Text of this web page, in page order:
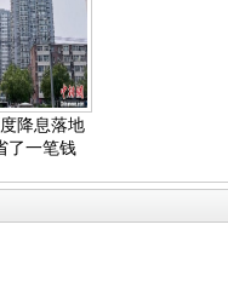
降息落地
了一笔钱